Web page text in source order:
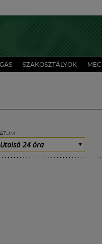
SZAKOSZTÁLYOK
Utolsó 24 óra